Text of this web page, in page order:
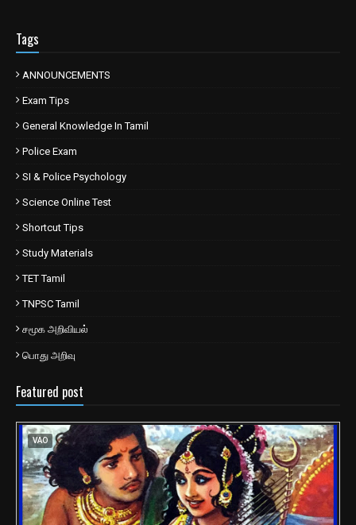
Tags
ANNOUNCEMENTS
Exam Tips
General Knowledge In Tamil
Police Exam
SI & Police Psychology
Science Online Test
Shortcut Tips
Study Materials
TET Tamil
TNPSC Tamil
சமூக அறிவியல்
பொது அறிவு
Featured post
VAO